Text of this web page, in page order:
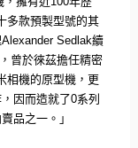
多款預製型號的其
Alexander Sedlak續
，曾於徠茲擔任精密
相機的原型機， 更
因而造就了0系列
品之一。」